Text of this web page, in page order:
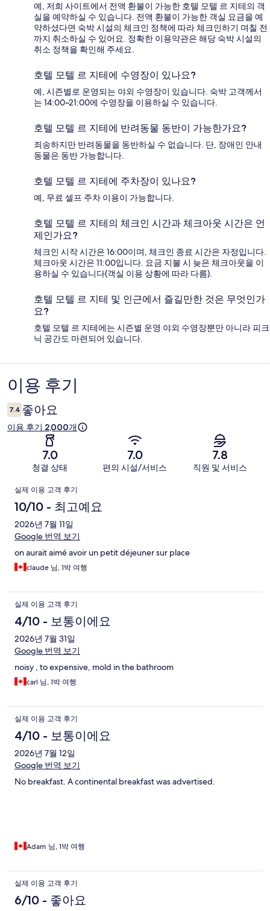
예, 저희 사이트에서 전액 환불이 가능한 호텔 모텔 르 지테의 객
실을 예약하실 수 있습니다. 전액 환불이 가능한 객실 요금을 예
약하셨다면 숙박 시설의 체크인 정책에 따라 체크인하기 며칠 전
까지 취소하실 수 있어요. 정확한 이용약관은 해당 숙박 시설의
취소 정책을 확인해 주세요.
호텔 모텔 르 지테에 수영장이 있나요?
예, 시즌별로 운영되는 야외 수영장이 있습니다. 숙박 고객께서
는 14:00~21:00에 수영장을 이용하실 수 있습니다.
호텔 모텔 르 지테에 반려동물 동반이 가능한가요?
죄송하지만 반려동물을 동반하실 수 없습니다. 단, 장애인 안내
동물은 동반 가능합니다.
호텔 모텔 르 지테에 주차장이 있나요?
예, 무료 셀프 주차 이용이 가능합니다.
호텔 모텔 르 지테의 체크인 시간과 체크아웃 시간은 언
제인가요?
체크인 시작 시간은 16:00이며, 체크인 종료 시간은 자정입니다.
체크아웃 시간은 11:00입니다. 요금 지불 시 늦은 체크아웃을 이
용하실 수 있습니다(객실 이용 상황에 따라 다름).
호텔 모텔 르 지테 및 인근에서 즐길만한 것은 무엇인가
요?
호텔 모텔 르 지테에는 시즌별 운영 야외 수영장뿐만 아니라 피크
닉 공간도 마련되어 있습니다.
이
용
후
이용 후기
7.4 좋아요
이용 후기 2,000개
7.0
청결 상태
7.0
편의 시설/서비스
7.8
직원 및 서비스
이
용
후
기
실제 이용 고객 후기
10/10 - 최고예요
2026년 7월 11일
Google 번역 보기
on aurait aimé avoir un petit déjeuner sur place
claude 님, 1박 여행
실제 이용 고객 후기
4/10 - 보통이에요
2026년 7월 31일
Google 번역 보기
noisy , to expensive, mold in the bathroom
carl 님, 1박 여행
실제 이용 고객 후기
4/10 - 보통이에요
2026년 7월 12일
Google 번역 보기
No breakfast. A continental breakfast was advertised.
Adam 님, 1박 여행
실제 이용 고객 후기
6/10 - 좋아요